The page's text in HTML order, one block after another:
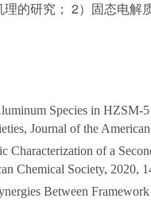
的研究； 2）固态电
Species in HZSM-
Journal of the
Characterization of a
Chemical Society, 2020,
Between